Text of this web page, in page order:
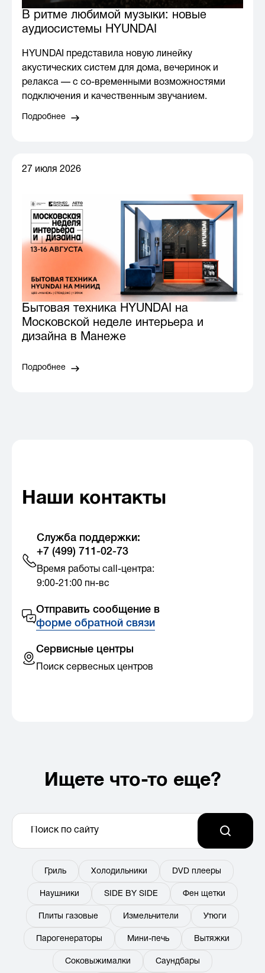
В ритме любимой музыки: новые
аудиосистемы HYUNDAI
HYUNDAI представила новую линейку
акустических систем для дома, вечеринок и
релакса — с со-временными возможностями
подключения и качественным звучанием.
Подробнее
27 июля 2026
Бытовая техника HYUNDAI на
Московской неделе интерьера и
дизайна в Манеже
Подробнее
Наши контакты
Служба поддержки:
+7 (499) 711-02-73
Время работы call-центра:
9:00-21:00 пн-вс
Отправить сообщение в
форме обратной связи
Сервисные центры
Поиск сервесных центров
Ищете что-то еще?
Гриль Холодильники DVD плееры
Наушники SIDE BY SIDE Фен щетки
Плиты газовые Измельчители Утюги
Парогенераторы Мини-печь Вытяжки
Соковыжималки Саундбары